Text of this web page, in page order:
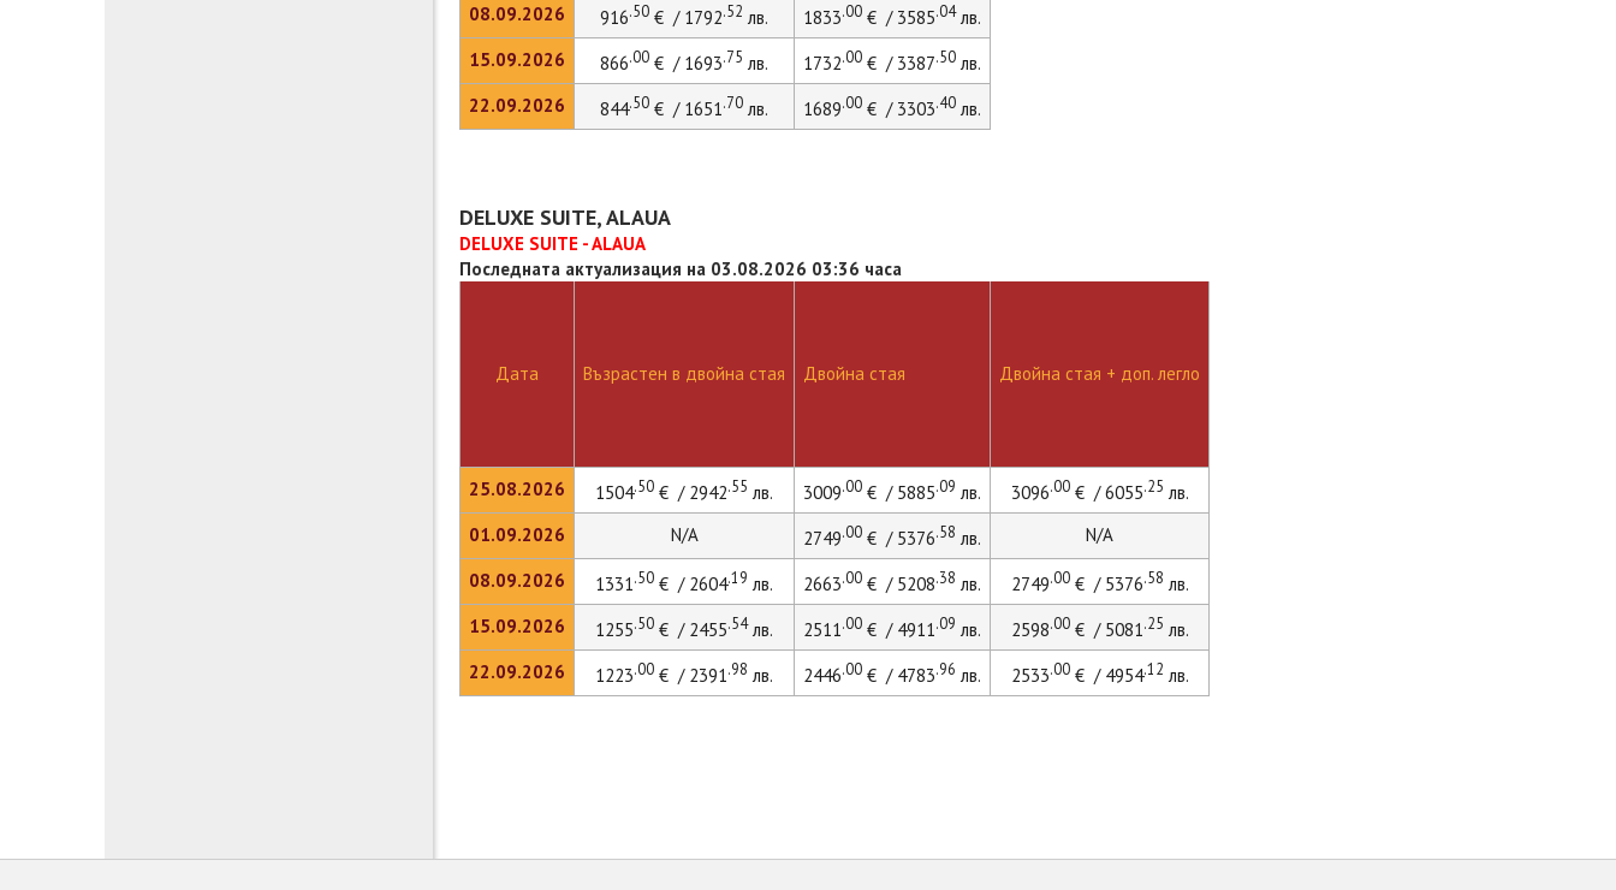
08.09.2026
15.09.2026
22.09.2026
916.50 € / 1792.52 лв. 1833.00 € / 3585.04лв.
866.00 € / 1693.75 лв. 1732.00 € / 3387.50 лв.
844.50 € / 1651.70 лв. 1689.00 € / 3303.40 лв.
DELUXE SUITE, ALAUA
DELUXE SUITE - ALAUA
Последната актуализация на 03.08.2026 03:36 часа
Дата
25.08.2026
01.09.2026
08.09.2026
15.09.2026
22.09.2026
Възрастен в двойна стая Двойна стая Двойна стая + доп. легло
1504.50 € / 2942.55 лв. 3009.00 € / 5885.09 лв. 3096.00€ / 6055.25 лв.
N/A
2749.00 € / 5376.58 лв. N/A
1331.50 € / 2604.19 лв. 2663.00 € / 5208.38 лв. 2749.00€ / 5376.58 лв.
1255.50 € / 2455.54лв. 2511.00 € / 4911.09 лв. 2598.00€ / 5081.25 лв.
1223.00 € / 2391.98 лв. 2446.00 € / 4783.96 лв. 2533.00€ / 4954.12 лв.